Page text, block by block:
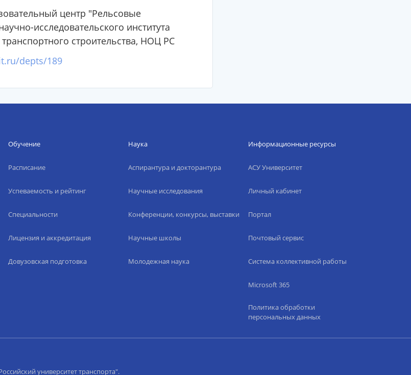
центр "Рельсовые
исследовательского института
строительства, НОЦ РС
depts/189
Обучение
Расписание
Успеваемость и рейтинг
Специальности
Лицензия и аккредитация
Довузовская подготовка
Наука
Аспирантура и докторантура
Научные исследования
Конференции, конкурсы, выставки
Научные школы
Молодежная наука
Информационные ресурсы
АСУ Университет
Личный кабинет
Портал
Почтовый сервис
Система коллективной работы
Microsoft 365
Политика обработки
персональных данных
университет транспорта".